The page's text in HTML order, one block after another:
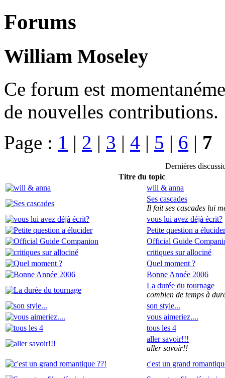
Forums
William Moseley
Ce forum est
de nouvelles contributions.
Page : 1 | 2 | 3 | 4 | 5 | 6 | 7
Dernières
Titre du topic
will & anna
Ses cascades
Il fait ses cascades lui
vous lui avez déjà écrit?
Petite question a élucider
Official Guide
critiques sur allociné
Quel moment ?
Bonne Année 2006
La durée du tournage
combien de temps à
son style...
vous aimeriez....
tous les 4
aller savoir!!!
aller savoir!!
c'est un grand